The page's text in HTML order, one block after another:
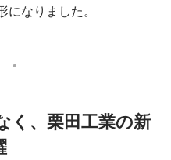
なりました。
く、栗田工業の新